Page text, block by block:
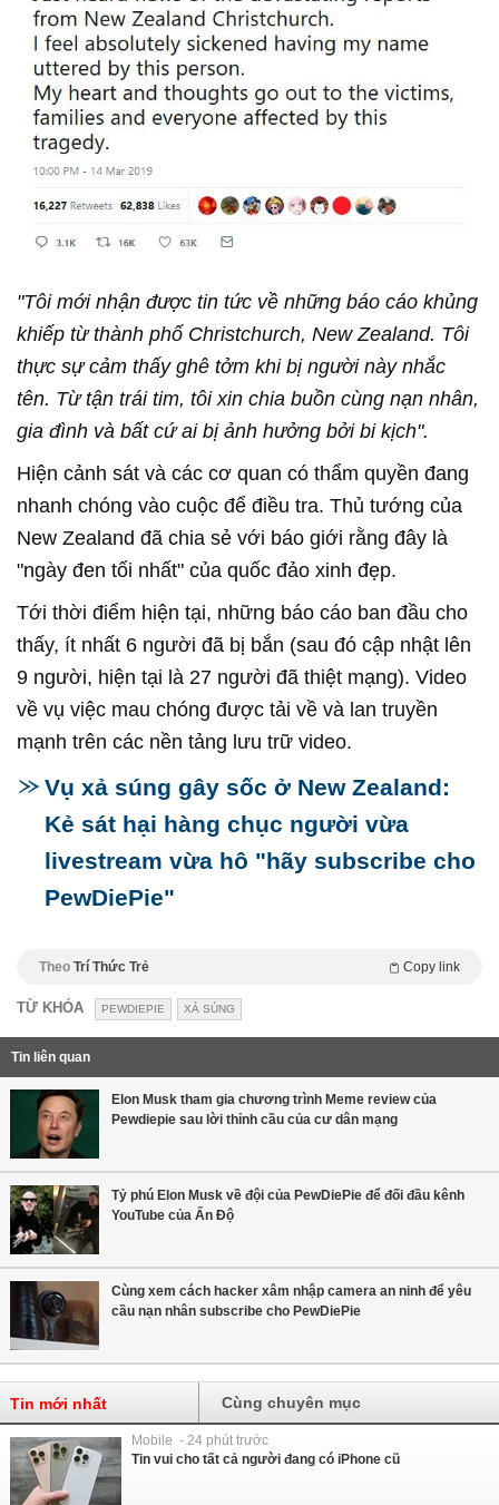
"Tôi mới nhận được tin tức về những báo cáo khủng
khiếp từ thành phố Christchurch, New Zealand. Tôi
thực sự cảm thấy ghê tởm khi bị người này nhắc
tên. Từ tận trái tim, tôi xin chia buồn cùng nạn nhân,
gia đình và bất cứ ai bị ảnh hưởng bởi bi kịch".
Hiện cảnh sát và các cơ quan có thẩm quyền đang
nhanh chóng vào cuộc để điều tra. Thủ tướng của
New Zealand đã chia sẻ với báo giới rằng đây là
"ngày đen tối nhất" của quốc đảo xinh đẹp.
Tới thời điểm hiện tại, những báo cáo ban đầu cho
thấy, ít nhất 6 người đã bị bắn (sau đó cập nhật lên
9 người, hiện tại là 27 người đã thiệt mạng). Video
về vụ việc mau chóng được tải về và lan truyền
mạnh trên các nền tảng lưu trữ video.
Vụ xả súng gây sốc ở New Zealand:
Kẻ sát hại hàng chục người vừa
livestream vừa hô "hãy subscribe cho
PewDiePie"
Theo Trí Thức Trẻ Copy link
TỪ KHÓA PEWDIEPIE XẢ SÚNG
Tin liên quan
Elon Musk tham gia chương trình Meme review của
Pewdiepie sau lời thỉnh cầu của cư dân mạng
Tỷ phú Elon Musk về đội của PewDiePie để đối đầu kênh
YouTube của Ấn Độ
Cùng xem cách hacker xâm nhập camera an ninh để yêu
cầu nạn nhân subscribe cho PewDiePie
Tin mới nhất Cùng chuyên mục
Mobile - 24 phút trước
Tin vui cho tất cả người đang có iPhone cũ